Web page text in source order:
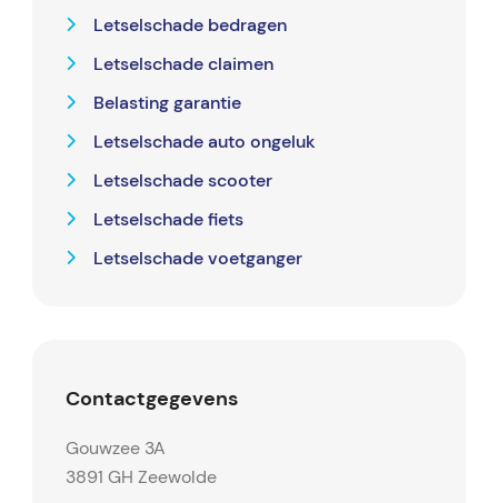
Letselschade bedragen
Letselschade claimen
Belasting garantie
Letselschade auto ongeluk
Letselschade scooter
Letselschade fiets
Letselschade voetganger
Contactgegevens
Gouwzee 3A
3891 GH Zeewolde